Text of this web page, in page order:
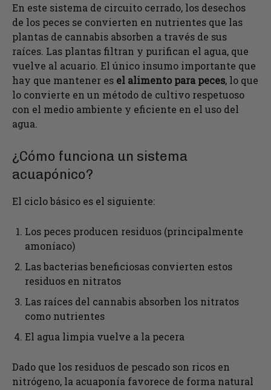
En este sistema de circuito cerrado, los desechos
de los peces se convierten en nutrientes que las
plantas de cannabis absorben a través de sus
raíces. Las plantas filtran y purifican el agua, que
vuelve al acuario. El único insumo importante que
hay que mantener es el alimento para peces, lo que
lo convierte en un método de cultivo respetuoso
con el medio ambiente y eficiente en el uso del
agua.
¿Cómo funciona un sistema
acuapónico?
El ciclo básico es el siguiente:
Los peces producen residuos (principalmente
amoníaco)
Las bacterias beneficiosas convierten estos
residuos en nitratos
Las raíces del cannabis absorben los nitratos
como nutrientes
El agua limpia vuelve a la pecera
Dado que los residuos de pescado son ricos en
nitrógeno, la acuaponía favorece de forma natural